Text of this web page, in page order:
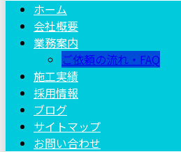
ホーム
会社概要
業務案内
ご依頼の流れ・FAQ
施工実績
採用情報
ブログ
サイトマップ
お問い合わせ